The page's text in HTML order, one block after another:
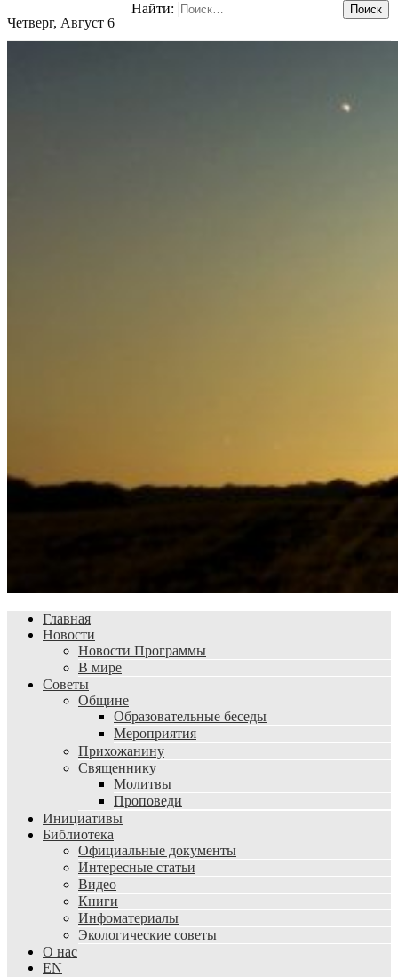
Четверг, Август 6
Найти:
Главная
Новости
Новости Программы
В мире
Советы
Общине
Образовательные беседы
Мероприятия
Прихожанину
Священнику
Молитвы
Проповеди
Инициативы
Библиотека
Официальные документы
Интересные статьи
Видео
Книги
Инфоматериалы
Экологические советы
О нас
EN